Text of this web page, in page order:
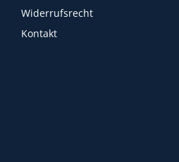
Widerrufsrecht
Kontakt